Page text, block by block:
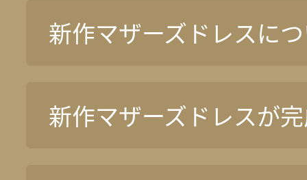
新作マザーズドレスに
新作マザーズドレスが